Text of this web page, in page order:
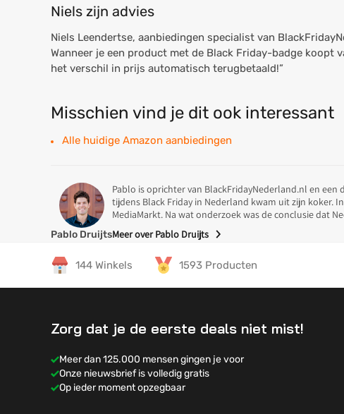
Niels zijn advies
Niels Leendertse, aanbiedingen specialist van
Wanneer je een product met de Black Friday-badge
het verschil in prijs automatisch terugbetaald!”
Misschien vind je dit ook interessant
Alle huidige Amazon aanbiedingen
Pablo Druijts
Pablo is oprichter van BlackFridayNederland.nl en
tijdens Black Friday in Nederland kwam uit zijn koker.
MediaMarkt. Na wat onderzoek was de conclusie dat
Pablo is gespecialiseerd voor het selecteren van de
Gaming
Televisies
Laptops & PC
Meer over Pablo Druijts
144 Winkels 1593 Producten
Zorg dat je de eerste deals niet mist!
Meer dan 125.000 mensen gingen je voor
Onze nieuwsbrief is volledig gratis
Op ieder moment opzegbaar